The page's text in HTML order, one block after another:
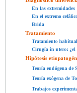
En las extremidades
En el extremo
Brida
Tratamiento
Tratamiento habitual
Cirugía in utero: ¿el
Hipótesis
Teoría endógena de
Teoría exógena de
Trabajos